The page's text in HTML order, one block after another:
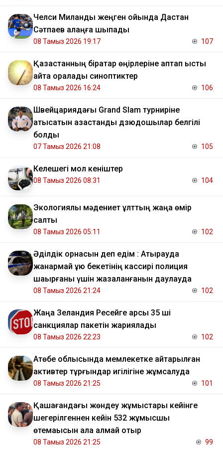
Челси Миланды жеңген ойында Дастан
Сәтпаев алаңға шықпады
08 Тамыз 2026 19:17 107
Қазақстанның бірқатар өңірлеріне аптап ыстық
қайта оралады синоптиктер
08 Тамыз 2026 16:24 106
Швейцариядағы Grand Slam турниріне
қатысатын қазақстандық дзюдошылар белгілі
болды
07 Тамыз 2026 21:08 105
Келешегі мол кеніштер
08 Тамыз 2026 08:31 104
Экологиялық мәдениет ұлттың жаңа өмір
салты
08 Тамыз 2026 05:11 102
Әділдік орнасын деп едім : Атырауда
жанармай құю бекетінің кассирі полиция
шақырғаны үшін жазаланғанын даулауда
08 Тамыз 2026 21:24 102
Жаңа Зеландия Ресейге қарсы 35 ші
санкциялар пакетін жариялады
08 Тамыз 2026 22:23 102
​Ақтөбе облысында мемлекетке қайтарылған
активтер тұрғындар игілігіне жұмсалуда
08 Тамыз 2026 21:25 101
Қашағандағы жөндеу жұмыстары кейінге
шегерілгеннен кейін 532 жұмысшы
өтемақысын ала алмай отыр
08 Тамыз 2026 21:25 99